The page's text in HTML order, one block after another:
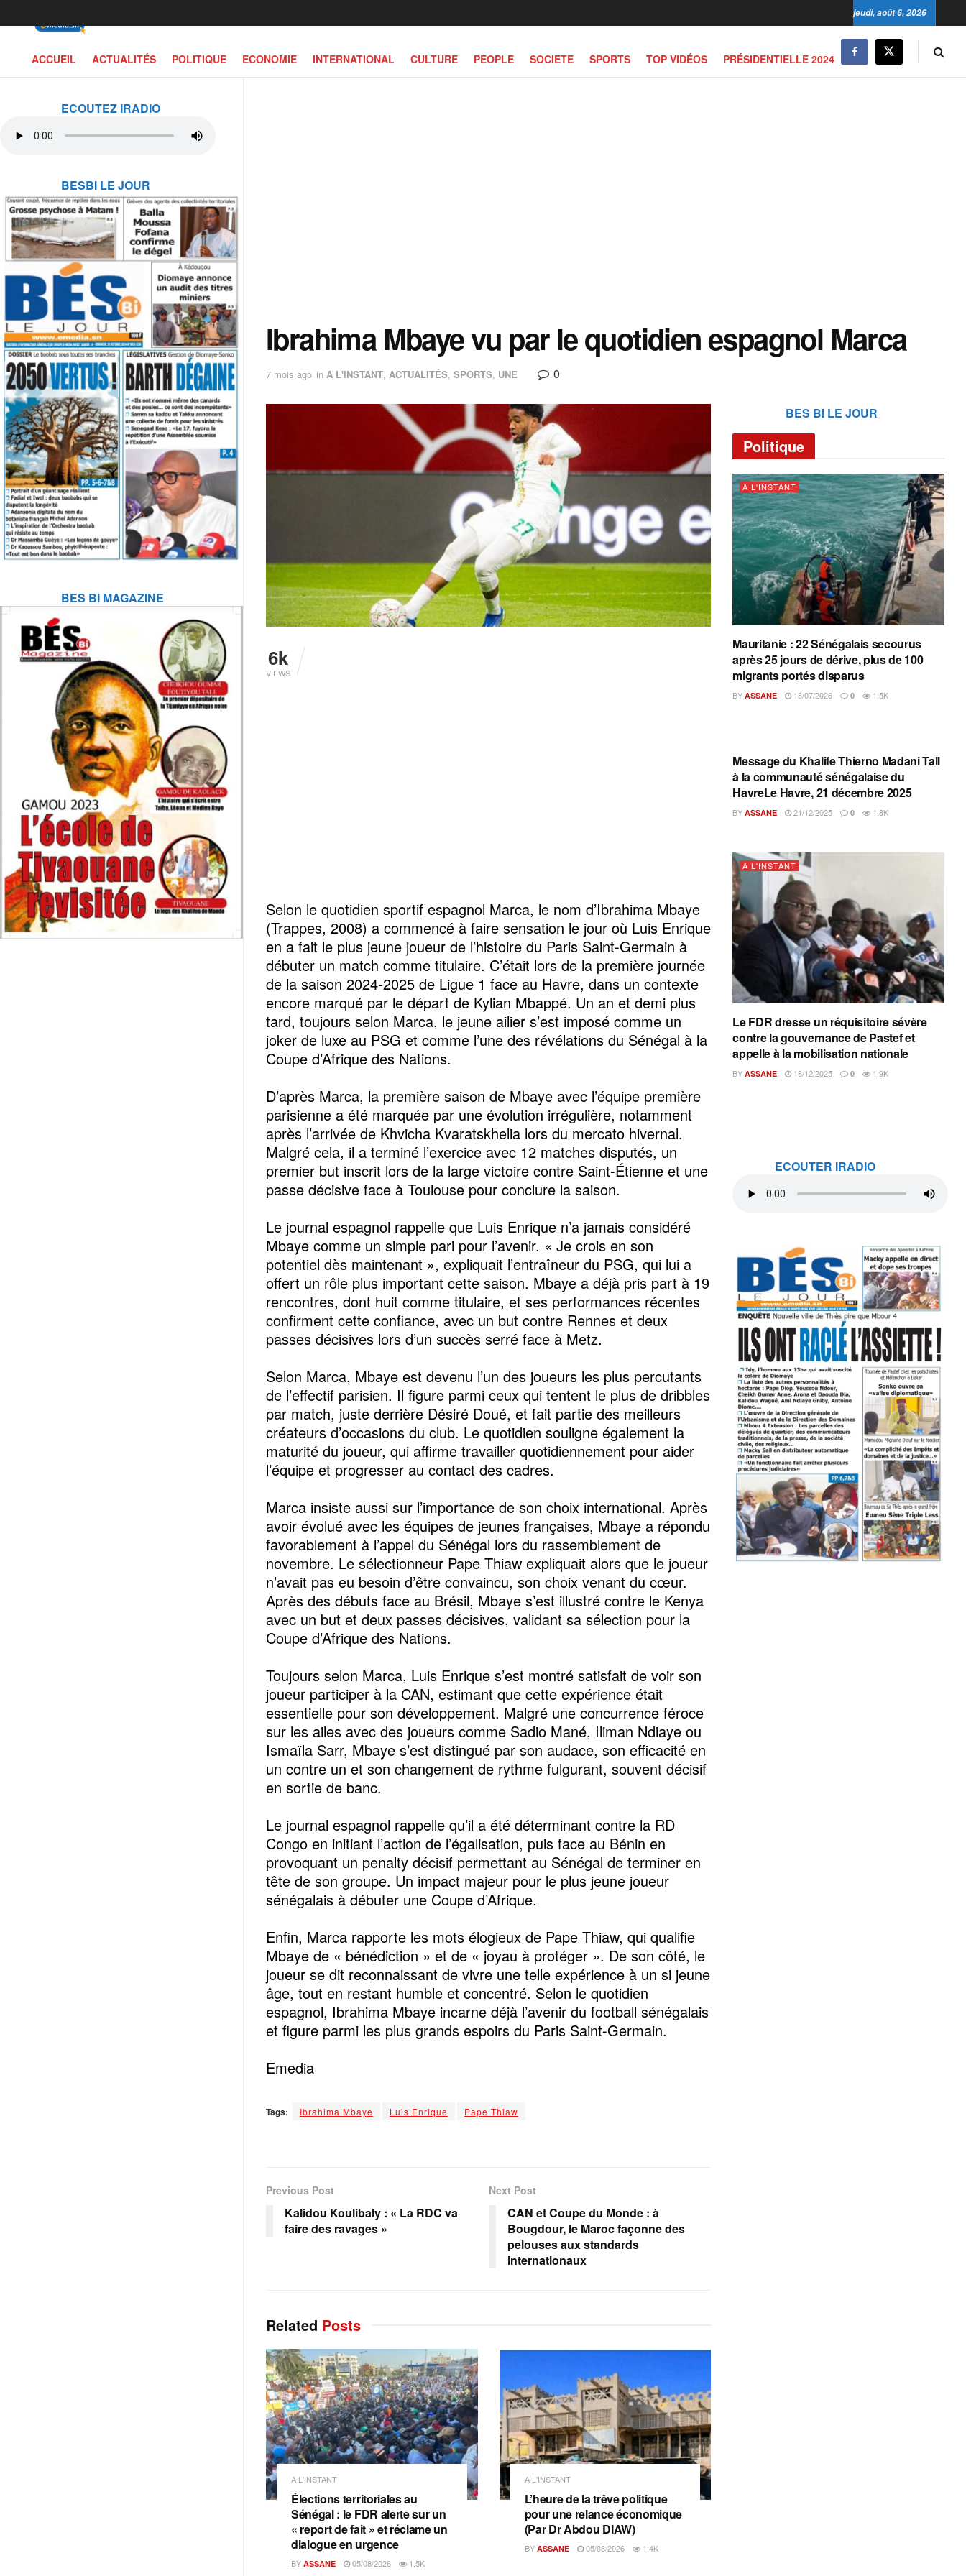
ECOUTEZ IRADIO
BESBI LE JOUR
BES BI MAGAZINE
jeudi, août 6, 2026
ACCUEIL ACTUALITÉS POLITIQUE ECONOMIE INTERNATIONAL CULTURE PEOPLE SOCIETE SPORTS TOP VIDÉOS PRÉSIDENTIELLE 2024
Ibrahima Mbaye vu par le quotidien espagnol Marca
7 mois ago in A L'INSTANT, ACTUALITÉS, SPORTS, UNE 0
6k
VIEWS
‎Selon le quotidien sportif espagnol Marca, le nom d’Ibrahima Mbaye
(Trappes, 2008) a commencé à faire sensation le jour où Luis Enrique
en a fait le plus jeune joueur de l’histoire du Paris Saint-Germain à
débuter un match comme titulaire. C’était lors de la première journée
de la saison 2024-2025 de Ligue 1 face au Havre, dans un contexte
encore marqué par le départ de Kylian Mbappé. Un an et demi plus
tard, toujours selon Marca, le jeune ailier s’est imposé comme un
joker de luxe au PSG et comme l’une des révélations du Sénégal à la
Coupe d’Afrique des Nations.
‎D’après Marca, la première saison de Mbaye avec l’équipe première
parisienne a été marquée par une évolution irrégulière, notamment
après l’arrivée de Khvicha Kvaratskhelia lors du mercato hivernal.
Malgré cela, il a terminé l’exercice avec 12 matches disputés, un
premier but inscrit lors de la large victoire contre Saint-Étienne et une
passe décisive face à Toulouse pour conclure la saison.
‎Le journal espagnol rappelle que Luis Enrique n’a jamais considéré
Mbaye comme un simple pari pour l’avenir. « Je crois en son
potentiel dès maintenant », expliquait l’entraîneur du PSG, qui lui a
offert un rôle plus important cette saison. Mbaye a déjà pris part à 19
rencontres, dont huit comme titulaire, et ses performances récentes
confirment cette confiance, avec un but contre Rennes et deux
passes décisives lors d’un succès serré face à Metz.
‎Selon Marca, Mbaye est devenu l’un des joueurs les plus percutants
de l’effectif parisien. Il figure parmi ceux qui tentent le plus de dribbles
par match, juste derrière Désiré Doué, et fait partie des meilleurs
créateurs d’occasions du club. Le quotidien souligne également la
maturité du joueur, qui affirme travailler quotidiennement pour aider
l’équipe et progresser au contact des cadres.
‎Marca insiste aussi sur l’importance de son choix international. Après
avoir évolué avec les équipes de jeunes françaises, Mbaye a répondu
favorablement à l’appel du Sénégal lors du rassemblement de
novembre. Le sélectionneur Pape Thiaw expliquait alors que le joueur
n’avait pas eu besoin d’être convaincu, son choix venant du cœur.
Après des débuts face au Brésil, Mbaye s’est illustré contre le Kenya
avec un but et deux passes décisives, validant sa sélection pour la
Coupe d’Afrique des Nations.
‎Toujours selon Marca, Luis Enrique s’est montré satisfait de voir son
joueur participer à la CAN, estimant que cette expérience était
essentielle pour son développement. Malgré une concurrence féroce
sur les ailes avec des joueurs comme Sadio Mané, Iliman Ndiaye ou
Ismaïla Sarr, Mbaye s’est distingué par son audace, son efficacité en
un contre un et son changement de rythme fulgurant, souvent décisif
en sortie de banc.
‎Le journal espagnol rappelle qu’il a été déterminant contre la RD
Congo en initiant l’action de l’égalisation, puis face au Bénin en
provoquant un penalty décisif permettant au Sénégal de terminer en
tête de son groupe. Un impact majeur pour le plus jeune joueur
sénégalais à débuter une Coupe d’Afrique.
‎Enfin, Marca rapporte les mots élogieux de Pape Thiaw, qui qualifie
Mbaye de « bénédiction » et de « joyau à protéger ». De son côté, le
joueur se dit reconnaissant de vivre une telle expérience à un si jeune
âge, tout en restant humble et concentré. Selon le quotidien
espagnol, Ibrahima Mbaye incarne déjà l’avenir du football sénégalais
et figure parmi les plus grands espoirs du Paris Saint-Germain.
‎Emedia
Tags: Ibrahima Mbaye Luis Enrique Pape Thiaw
Previous Post
Kalidou Koulibaly : « La RDC va
faire des ravages »
Next Post
CAN et Coupe du Monde : à
Bougdour, le Maroc façonne des
pelouses aux standards
internationaux
Related Posts
A L'INSTANT
Élections territoriales au
Sénégal : le FDR alerte sur un
« report de fait » et réclame un
dialogue en urgence
BY ASSANE 05/08/2026 1.5K
A L'INSTANT
L’heure de la trêve politique
pour une relance économique
(Par Dr Abdou DIAW)
BY ASSANE 05/08/2026 1.4K
BES BI LE JOUR
Politique
A L'INSTANT
Mauritanie : 22 Sénégalais secourus
après 25 jours de dérive, plus de 100
migrants portés disparus
BY ASSANE 18/07/2026 0 1.5K
A L'INSTANT
Message du Khalife Thierno Madani Tall
à la communauté sénégalaise du
HavreLe Havre, 21 décembre 2025
BY ASSANE 21/12/2025 0 1.8K
A L'INSTANT
Le FDR dresse un réquisitoire sévère
contre la gouvernance de Pastef et
appelle à la mobilisation nationale
BY ASSANE 18/12/2025 0 1.9K
ECOUTER IRADIO